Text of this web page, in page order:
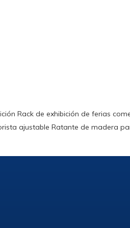
Rack de exhibición de ferias
ajustable Ratante de madera